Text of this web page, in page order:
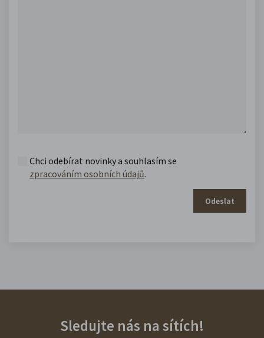
Chci odebírat novinky a souhlasím se
zpracováním osobních údajů.
Odeslat
Sledujte nás na sítích!